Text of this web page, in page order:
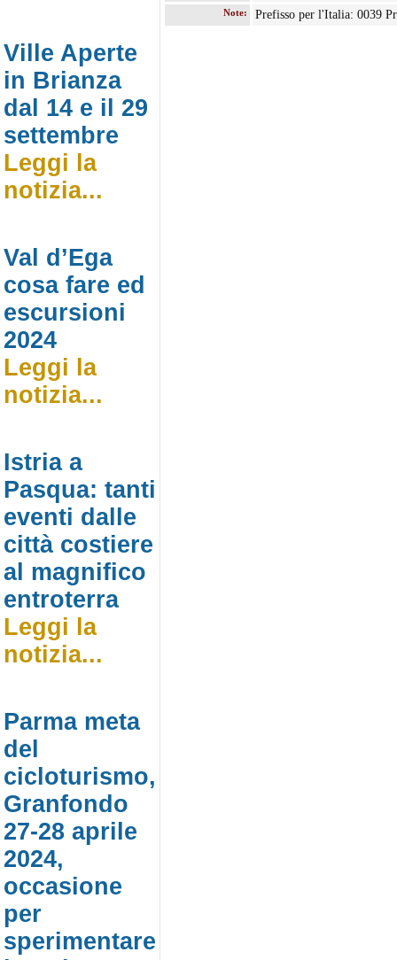
Ville Aperte
in Brianza
dal 14 e il 29
settembre
Leggi la
notizia...
Val d’Ega
cosa fare ed
escursioni
2024
Leggi la
notizia...
Istria a
Pasqua: tanti
eventi dalle
città costiere
al magnifico
entroterra
Leggi la
notizia...
Parma meta
del
cicloturismo,
Granfondo
27-28 aprile
2024,
occasione
per
sperimentare
Note: Prefisso per l'Italia: 0039